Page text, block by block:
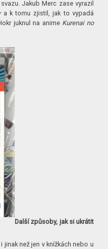
Jakub Merc zase vyrazil
a k tomu zjistil, jak to vypadá
juknul na anime Kurenai no
Další způsoby, jak si ukrátit
než jen v knížkách nebo u